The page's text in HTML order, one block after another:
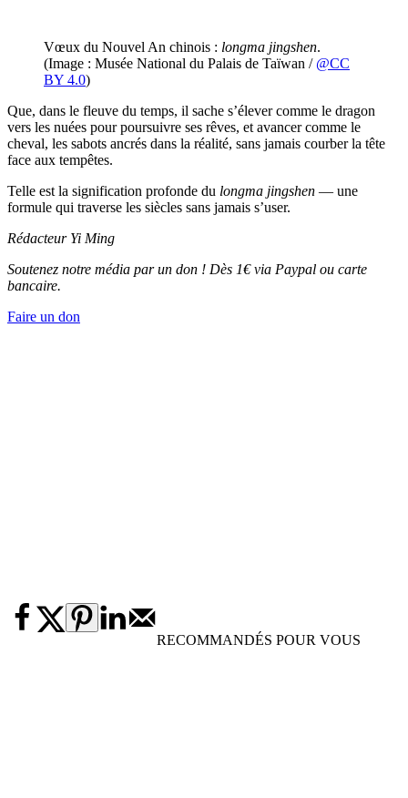
Vœux du Nouvel An chinois : longma jingshen. ​​
(Image : Musée National du Palais de Taïwan / @CC
BY 4.0)
Que, dans le fleuve du temps, il sache s’élever comme le dragon
vers les nuées pour poursuivre ses rêves, et avancer comme le
cheval, les sabots ancrés dans la réalité, sans jamais courber la tête
face aux tempêtes.
Telle est la signification profonde du longma jingshen — une
formule qui traverse les siècles sans jamais s’user.
Rédacteur Yi Ming
Soutenez notre média par un don ! Dès 1€ via Paypal ou carte
bancaire.
Faire un don
RECOMMANDÉS POUR VOUS